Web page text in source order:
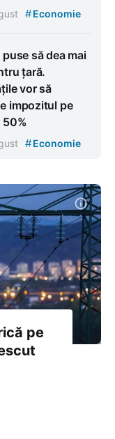
#Economie
să dea mai
țară.
vor să
impozitul pe
50%
#Economie
pe